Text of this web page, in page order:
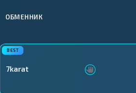
ОБМЕННИК
7karat